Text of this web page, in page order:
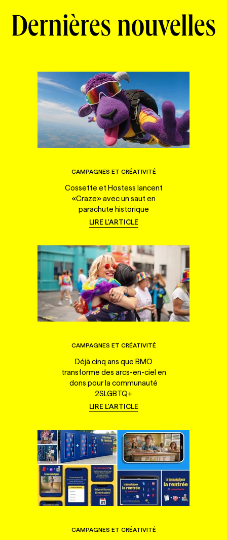
Dernières nouvelles
CAMPAGNES ET CRÉATIVITÉ
Cossette et Hostess lancent
«Craze» avec un saut en
parachute historique
LIRE L'ARTICLE
CAMPAGNES ET CRÉATIVITÉ
Déjà cinq ans que BMO
transforme des arcs-en-ciel en
dons pour la communauté
2SLGBTQ+
LIRE L'ARTICLE
CAMPAGNES ET CRÉATIVITÉ